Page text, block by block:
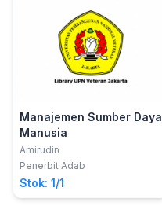
Manajemen Sumber Daya
Manusia
Amirudin
Penerbit Adab
Stok: 1/1